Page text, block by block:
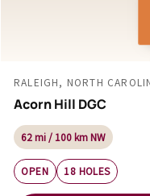
RALEIGH, NORTH
Acorn Hill DGC
62 mi / 100 km NW
OPEN 18 HOLES